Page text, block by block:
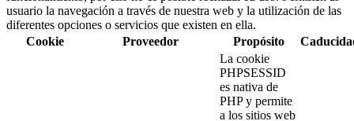
usuario la navegación a través de nuestra web y la utilización de las
diferentes opciones o servicios que existen en ella.
Cookie
Proveedor Propósito
La cookie
PHPSESSID
es nativa de
PHP y permite
a los sitios web